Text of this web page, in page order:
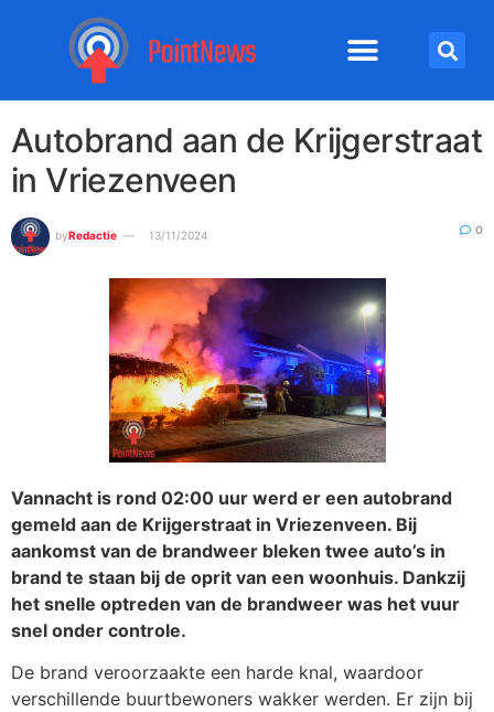
Autobrand aan de Krijgerstraat
in Vriezenveen
byRedactie 13/11/2024 0
Vannacht is rond 02:00 uur werd er een autobrand
gemeld aan de Krijgerstraat in Vriezenveen. Bij
aankomst van de brandweer bleken twee auto’s in
brand te staan bij de oprit van een woonhuis. Dankzij
het snelle optreden van de brandweer was het vuur
snel onder controle.
De brand veroorzaakte een harde knal, waardoor
verschillende buurtbewoners wakker werden. Er zijn bij